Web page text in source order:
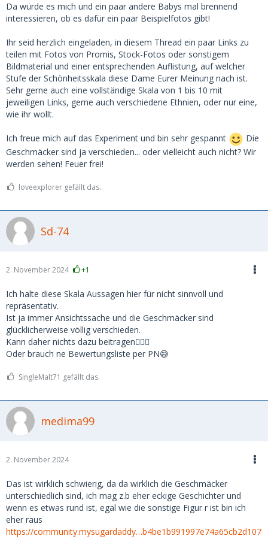
Da würde es mich und ein paar andere Babys mal brennend
interessieren, ob es dafür ein paar Beispielfotos gibt!
Ihr seid herzlich eingeladen, in diesem Thread ein paar Links zu
teilen mit Fotos von Promis, Stock-Fotos oder sonstigem
Bildmaterial und einer entsprechenden Auflistung, auf welcher
Stufe der Schönheitsskala diese Dame Eurer Meinung nach ist.
Sehr gerne auch eine vollständige Skala von 1 bis 10 mit
jeweiligen Links, gerne auch verschiedene Ethnien, oder nur eine,
wie ihr wollt.
Ich freue mich auf das Experiment und bin sehr gespannt
Die
Geschmäcker sind ja verschieden... oder vielleicht auch nicht? Wir
werden sehen! Feuer frei!
loveexplorer gefällt das.
Sd-74
2. November 2024 +1
Ich halte diese Skala Aussagen hier für nicht sinnvoll und
repräsentativ.
Ist ja immer Ansichtssache und die Geschmäcker sind
glücklicherweise völlig verschieden.
Kann daher nichts dazu beitragen🤷🏼‍♂️
Oder brauch ne Bewertungsliste per PN😅
SingleMalt71 gefällt das.
medima99
2. November 2024
Das ist wirklich schwierig, da da wirklich die Geschmäcker
unterschiedlich sind, ich mag z.b eher eckige Geschichter und
wenn es etwas rund ist, egal wie die sonstige Figur r ist bin ich
eher raus
https://community.mysugardaddy…b4be1b991997e74a65cb2d107